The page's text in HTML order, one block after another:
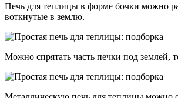
Печь для теплицы в форме бочки можно
воткнутые в землю.
Можно спрятать часть печки под землей,